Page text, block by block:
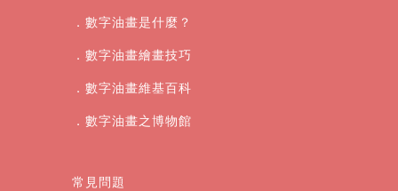
．數字油畫是什麼？
．數字油畫繪畫技巧
．數字油畫維基百科
．數字油畫之博物館
常見問題